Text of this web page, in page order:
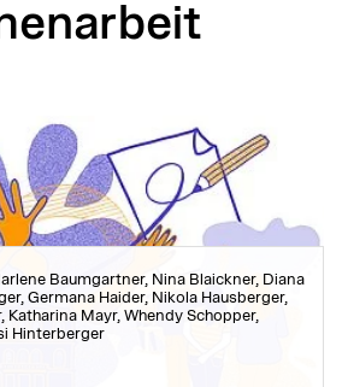
Baumgartner, Nina Blaickner, Diana
Germana Haider, Nikola Hausberger,
Katharina Mayr, Whendy Schopper,
Hinterberger